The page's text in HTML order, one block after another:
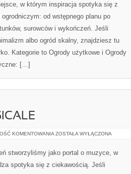
w którym inspiracja spotyka się z
ogrodniczym: od wstępnego planu po
surowców i wykończeń. Jeśli
albo ogród skalny, znajdziesz tu
Kategorie to Ogrody użytkowe i Ogrody
[…]
KOMENTOWANIA MUZYKA
MUSICALE
ZOSTAŁA WYŁĄCZONA
stworzyliśmy jako portal o muzyce, w
spotyka się z ciekawością. Jeśli